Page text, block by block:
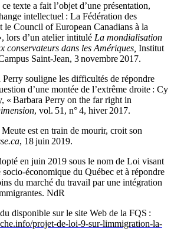
texte a fait l’objet d’une présentation,
intellectuel : La Fédération des
le Council of European Canadians à la
lors d’un atelier intitulé La mondialisation
conservateurs dans les Amériques, Institut
Saint-Jean, 3 novembre 2017.
souligne les difficultés de répondre
d’une montée de l’extrême droite : Cy
« Barbara Perry on the far right in
, vol. 51, n° 4, hiver 2017.
est en train de mourir, croit son
, 18 juin 2019.
en juin 2019 sous le nom de Loi visant
économique du Québec et à répondre
du marché du travail par une intégration
NdR
disponible sur le site Web de la FQS :
.info/projet-de-loi-9-sur-limmigration-la-